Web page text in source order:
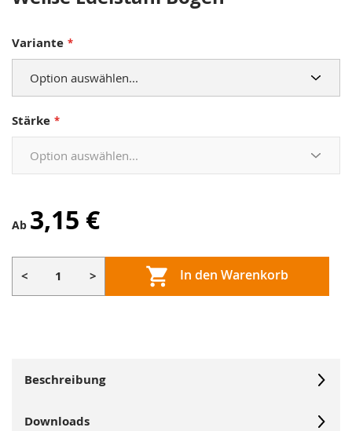
Variante
Stärke
Ab 3,15 €
< > In den Warenkorb
Beschreibung
Downloads